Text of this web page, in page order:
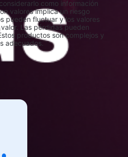
como información
valores implica un riesgo
pueden fluctuar y los valores
Las pérdidas pueden
productos son complejos y
adecuados.